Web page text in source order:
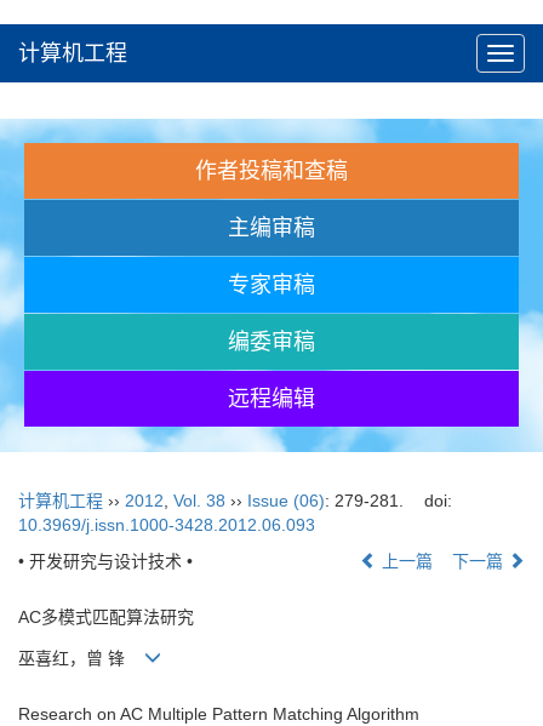
计算机工程
作者投稿和查稿
主编审稿
专家审稿
编委审稿
远程编辑
计算机工程 ›› 2012 Vol. 38 ›› Issue (06): 279-281.
doi:
10.3969/j.issn.1000-3428.2012.06.093
• 开发研究与设计技术 •
上一篇 下一篇
AC多模式匹配算法研究
巫喜红，曾 锋
Research on AC Multiple Pattern Matching Algorithm